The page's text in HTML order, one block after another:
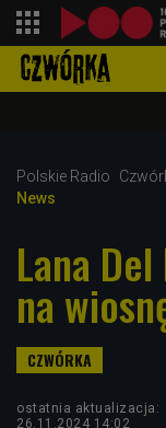
Polskie Radio
News
Lana
na
ostatnia aktualizacja:
26.11.2024 14:02